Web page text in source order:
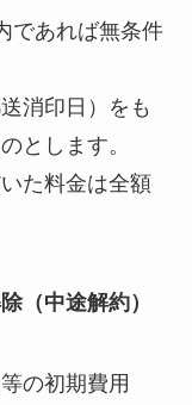
であれば無条件
消印日）をも
とします。
た料金は全額
（中途解約）
の初期費用